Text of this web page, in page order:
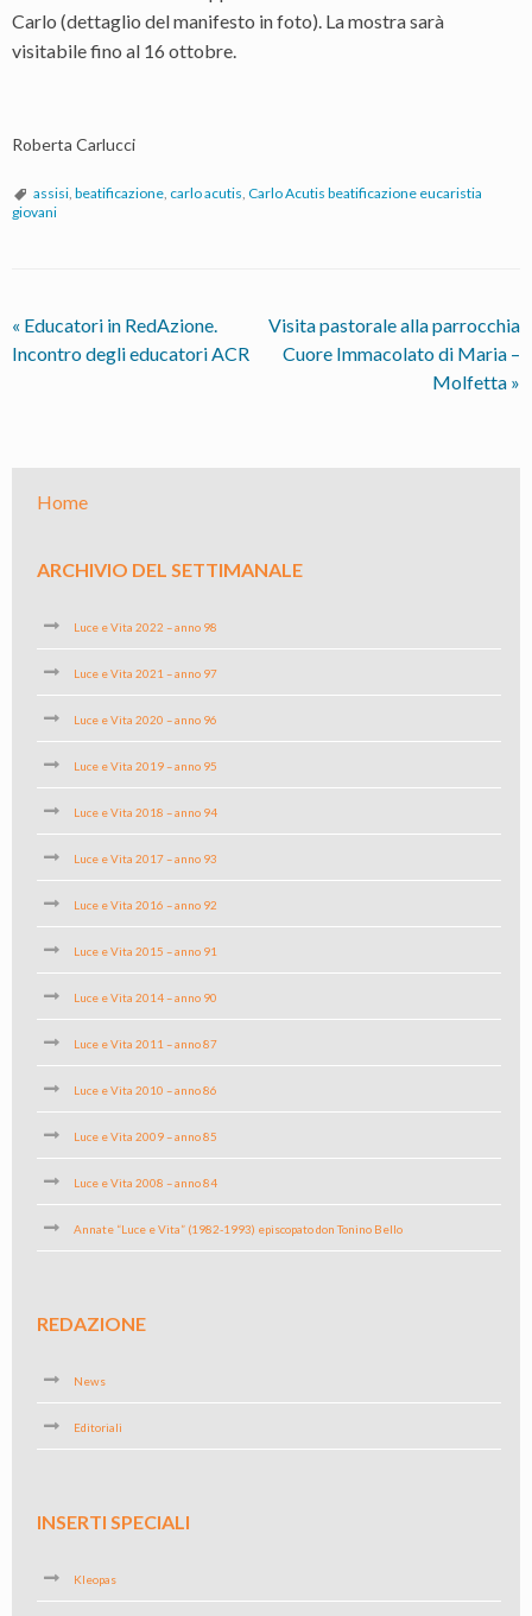
Carlo (dettaglio del manifesto in foto). La mostra sarà
visitabile fino al 16 ottobre.
Roberta Carlucci
assisi beatificazione carlo acutis Carlo Acutis beatificazione eucaristia
giovani
« Educatori in RedAzione.
Incontro degli educatori ACR
Visita pastorale alla parrocchia
Cuore Immacolato di Maria –
Molfetta »
Home
ARCHIVIO DEL SETTIMANALE
Luce e Vita 2022 – anno 98
Luce e Vita 2021 – anno 97
Luce e Vita 2020 – anno 96
Luce e Vita 2019 – anno 95
Luce e Vita 2018 – anno 94
Luce e Vita 2017 – anno 93
Luce e Vita 2016 – anno 92
Luce e Vita 2015 – anno 91
Luce e Vita 2014 – anno 90
Luce e Vita 2011 – anno 87
Luce e Vita 2010 – anno 86
Luce e Vita 2009 – anno 85
Luce e Vita 2008 – anno 84
Annate “Luce e Vita” (1982-1993) episcopato don Tonino Bello
REDAZIONE
News
Editoriali
INSERTI SPECIALI
Kleopas